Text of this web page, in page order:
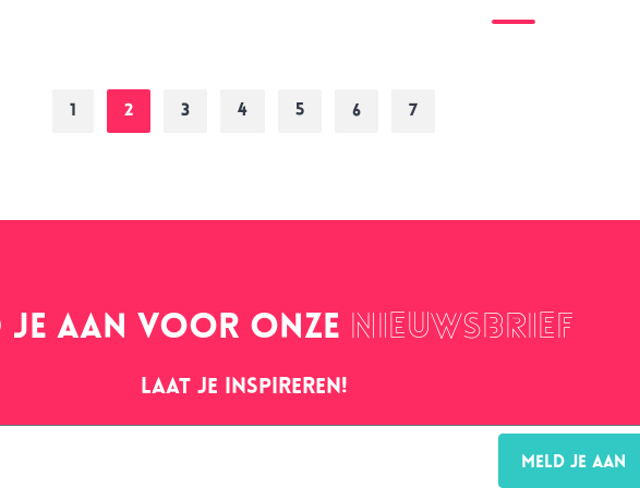
1 2 3 4 5 6 7
je aan voor onze nieuwsbrief
Laat je inspireren!
MELD JE AAN